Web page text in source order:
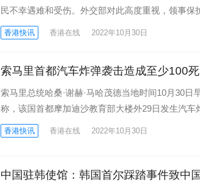
民不幸遇难和受伤。外交部对此高度重视，领事保
香港快讯 香港在线 2022年10月30日
索马里首都汽车炸弹袭击造成至少100
索马里总统哈桑·谢赫·马哈茂德当地时间10月30日
称，该国首都摩加迪沙教育部大楼外29日发生汽
香港快讯 香港在线 2022年10月30日
中国驻韩使馆：韩国首尔踩踏事件致中